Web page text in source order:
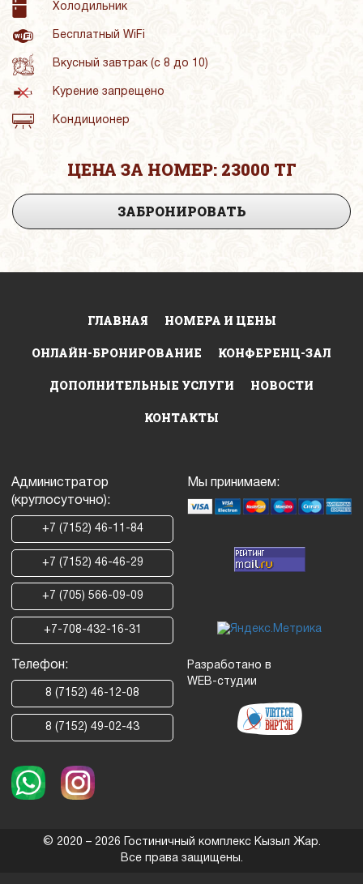
Холодильник
Бесплатный WiFi
Вкусный завтрак (с 8 до 10)
Курение запрещено
Кондиционер
ЦЕНА ЗА НОМЕР: 23000 ТГ
ЗАБРОНИРОВАТЬ
ГЛАВНАЯ НОМЕРА И ЦЕНЫ
ОНЛАЙН-БРОНИРОВАНИЕ КОНФЕРЕНЦ-ЗАЛ
ДОПОЛНИТЕЛЬНЫЕ УСЛУГИ НОВОСТИ
КОНТАКТЫ
Администратор
(круглосуточно):
+7 (7152) 46-11-84
+7 (7152) 46-46-29
+7 (705) 566-09-09
+7-708-432-16-31
Телефон:
8 (7152) 46-12-08
8 (7152) 49-02-43
Разработано в
WEB-студии
Мы принимаем:
© 2020 – 2026 Гостиничный комплекс Кызыл Жар.
Все права защищены.